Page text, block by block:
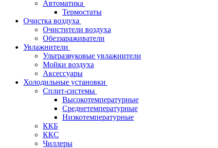
Автоматика
Термостаты
Очистка воздуха
Очистители воздуха
Обеззараживатели
Увлажнители
Ультразвуковые увлажнители
Мойки воздуха
Аксессуары
Холодильные установки
Сплит-системы
Высокотемпературные
Среднетемпературные
Низкотемпературные
ККБ
ККС
Чиллеры